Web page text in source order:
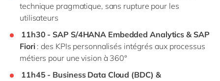
technique pragmatique, sans rupture pour les
utilisateurs
11h30 - SAP S/4HANA Embedded Analytics & SAP
Fiori : des KPIs personnalisés intégrés aux processus
métiers pour une vision à 360°
11h45 - Business Data Cloud (BDC) &